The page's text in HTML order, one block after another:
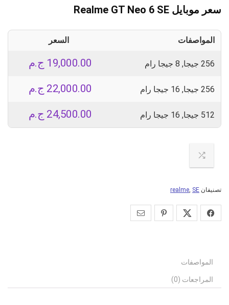
سعر موبايل Realme GT Neo 6 SE
المواصفات السعر
256 جيجا, 8 جيجا رام ج.م 19,000.00
256 جيجا, 16 جيجا رام ج.م 22,000.00
512 جيجا, 16 جيجا رام ج.م 24,500.00
تصنيفان realme, SE
المواصفات
المراجعات (0)